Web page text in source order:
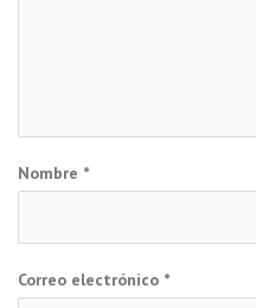
Nombre *
Correo electrónico *